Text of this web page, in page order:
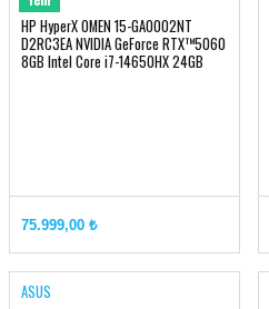
HP HyperX OMEN 15-GA0002NT
D2RC3EA NVIDIA GeForce RTX™5060
8GB Intel Core i7-14650HX 24GB
75.999,00 ₺
ASUS